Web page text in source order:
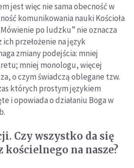
jest więc nie sama obecność w
komunikowania nauki Kościoła
po ludzku” nie oznacza
przełożenie na język
zmiany podejścia: mniej
mniej monologu, więcej
o czym świadczą oblegane tzw.
których prostym językiem
i opowiada o działaniu Boga w
Czy wszystko da się
kościelnego na nasze?